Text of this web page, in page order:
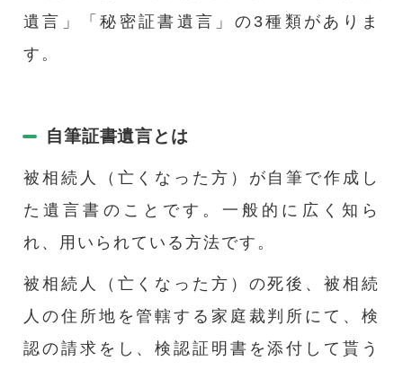
遺言」「秘密証書遺言」の3種類がありま
す。
自筆証書遺言とは
被相続人（亡くなった方）が自筆で作成し
た遺言書のことです。一般的に広く知ら
れ、用いられている方法です。
被相続人（亡くなった方）の死後、被相続
人の住所地を管轄する家庭裁判所にて、検
認の請求をし、検認証明書を添付して貰う